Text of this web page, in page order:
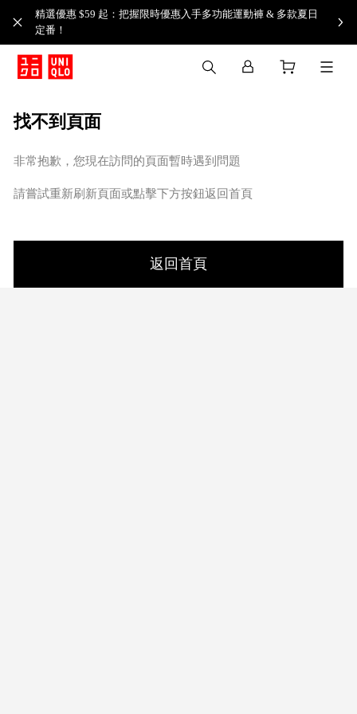
精選優惠 $59 起：把握限時優惠入手多功能運動褲 & 多款夏日
定番！​
找不到頁面
非常抱歉，您現在訪問的頁面暫時遇到問題
請嘗試重新刷新頁面或點擊下方按鈕返回首頁
返回首頁